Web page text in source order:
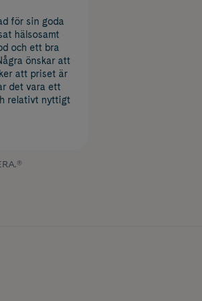
för sin goda
hälsosamt
och ett bra
önskar att
att priset är
det vara ett
relativt nyttigt